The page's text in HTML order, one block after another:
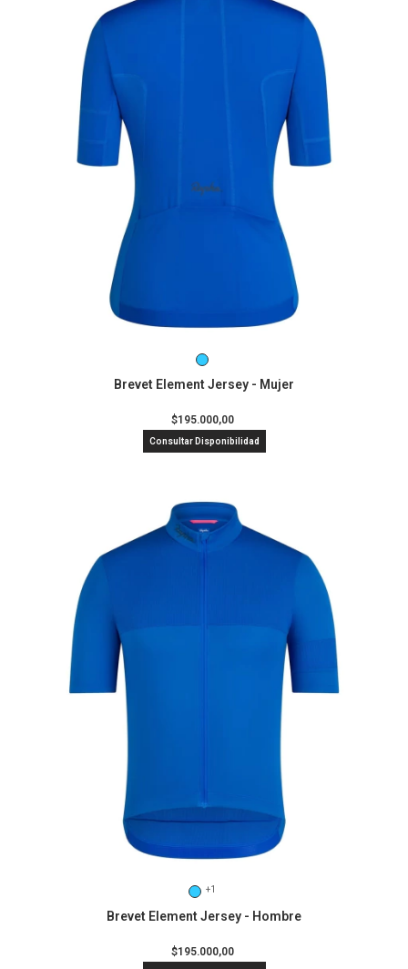
Brevet Element Jersey - Mujer
$195.000,00
Consultar Disponibilidad
+1
Brevet Element Jersey - Hombre
$195.000,00